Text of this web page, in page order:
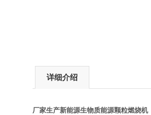
详细介绍
厂家生产新能源生物质能源颗粒燃烧机